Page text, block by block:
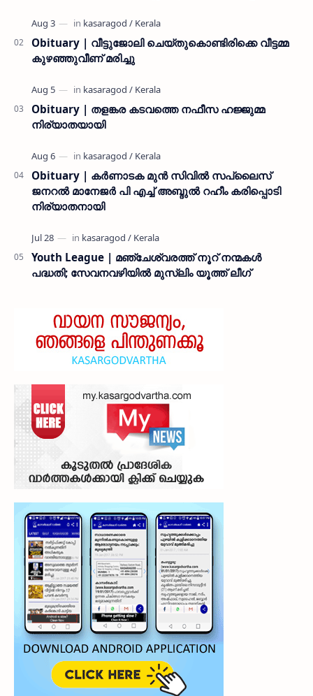
നൽകി കാസ…
Obituary | വീട്ടുജോലി ചെയ്തുകൊണ്ടിരിക്കെ വീട്ടമ്മ
കുഴഞ്ഞുവീണ് മരിച്ചു
Obituary | തളങ്കര കടവത്തെ നഫീസ ഹജ്ജുമ്മ
നിര്യാതയായി
Obituary | കർണാടക മുൻ സിവില്‍ സപ്ലൈസ്
ജനറൽ മാനേജർ പി എച്ച് അബ്ദുൽ റഹീം കരിപ്പൊടി
നിര്യാതനായി
Youth League | മഞ്ചേശ്വരത്ത് നൂറ് നന്മകൾ
പദ്ധതി; സേവനവഴിയിൽ മുസ്ലിം യൂത്ത് ലീഗ്